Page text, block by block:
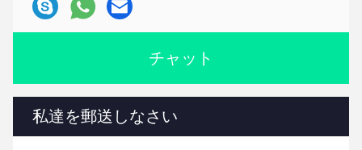
チャット
私達を郵送しなさい